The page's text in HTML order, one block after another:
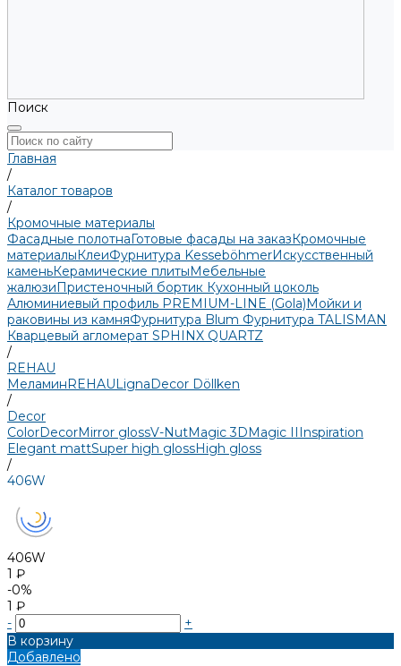
Поиск
Главная
/
Каталог товаров
/
Кромочные материалы
Фасадные полотнаГотовые фасады на заказКромочные
материалыКлеиФурнитура KesseböhmerИскусственный
каменьКерамические плитыМебельные
жалюзиПристеночный бортик Кухонный цоколь
Алюминиевый профиль PREMIUM-LINE (Gola)Мойки и
раковины из камняФурнитура Blum Фурнитура TALISMAN
Кварцевый агломерат SPHINX QUARTZ
/
REHAU
МеламинREHAULignaDecor Döllken
/
Decor
ColorDecorMirror glossV-NutMagic 3DMagic IIInspiration
Elegant mattSuper high glossHigh gloss
/
406W
406W
1 ₽
-0%
1 ₽
-
+
В корзину
Добавлено